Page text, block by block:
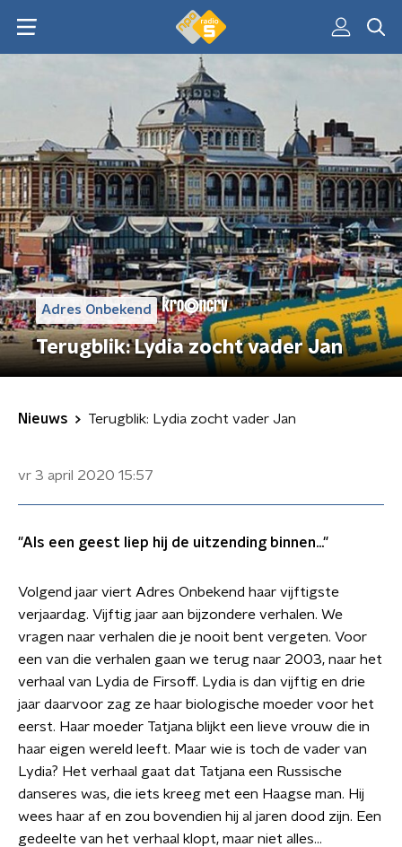
Adres Onbekend
Terugblik: Lydia zocht vader Jan
Nieuws Terugblik: Lydia zocht vader Jan
vr 3 april 2020 15:57
"Als een geest liep hij de uitzending binnen..."
Volgend jaar viert Adres Onbekend haar vijftigste
verjaardag. Vijftig jaar aan bijzondere verhalen. We
vragen naar verhalen die je nooit bent vergeten. Voor
een van die verhalen gaan we terug naar 2003, naar het
verhaal van Lydia de Firsoff. Lydia is dan vijftig en drie
jaar daarvoor zag ze haar biologische moeder voor het
eerst. Haar moeder Tatjana blijkt een lieve vrouw die in
haar eigen wereld leeft. Maar wie is toch de vader van
Lydia? Het verhaal gaat dat Tatjana een Russische
danseres was, die iets kreeg met een Haagse man. Hij
wees haar af en zou bovendien hij al jaren dood zijn. Een
gedeelte van het verhaal klopt, maar niet alles...